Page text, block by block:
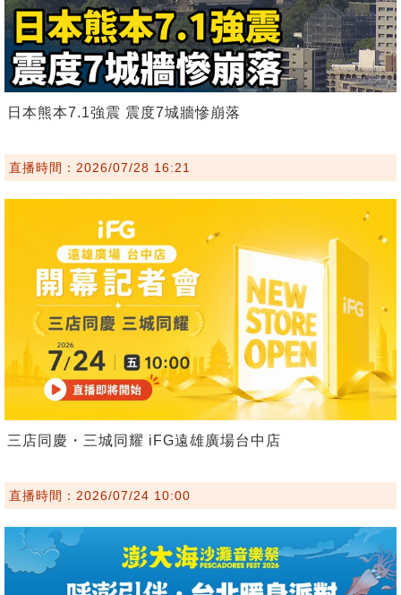
日本熊本7.1強震 震度7城牆慘崩落
直播時間：2026/07/28 16:21
三店同慶・三城同耀 iFG遠雄廣場台中店
直播時間：2026/07/24 10:00